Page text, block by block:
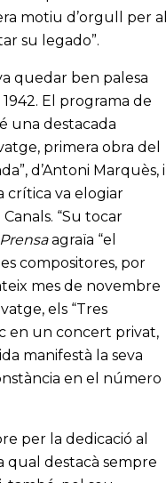
motiu d’orgull per al
su legado”.
quedar ben palesa
El programa de
una destacada
primera obra del
d’Antoni Marquès, i
crítica va elogiar
“Su tocar
agraïa “el
compositores, por
mes de novembre
els “Tres
en un concert privat,
manifestà la seva
en el número
per la dedicació al
qual destacà sempre